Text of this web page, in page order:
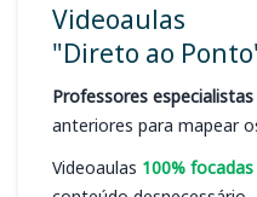
Videoaulas
"Direto ao
Professores especialistas
anteriores para mapear
Videoaulas 100% focadas